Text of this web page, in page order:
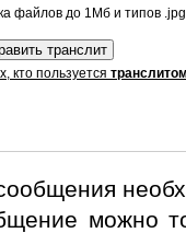
файлов до 1Мб и типов
кто пользуется
можно